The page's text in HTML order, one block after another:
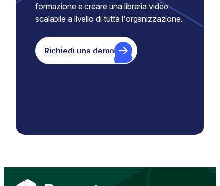
formazione e creare una libreria video
scalabile a livello di tutta l'organizzazione.
Richiedi una demo